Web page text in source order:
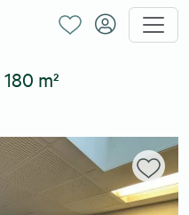
180 m²